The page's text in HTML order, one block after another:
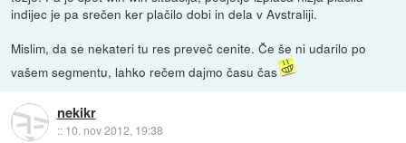
indijec je pa srečen ker plačilo dobi in dela v Avstraliji.
Mislim, da se nekateri tu res preveč cenite. Če še ni udarilo po
vašem segmentu, lahko rečem dajmo času čas
nekikr
:: 10. nov 2012, 19:38